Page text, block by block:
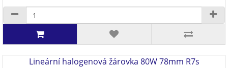
Lineární halogenová žárovka 80W 78mm R7s